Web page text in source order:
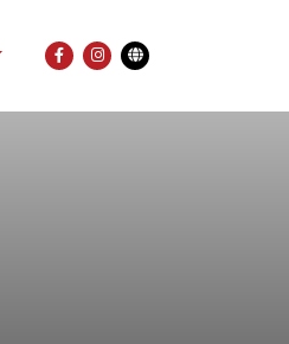
FACEBOOK
INSTAGRAM
Übersetzung